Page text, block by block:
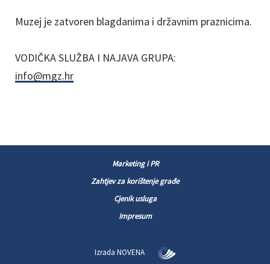
Muzej je zatvoren blagdanima i državnim praznicima.
VODIČKA SLUŽBA I NAJAVA GRUPA:
info@mgz.hr
Marketing i PR
Zahtjev za korištenje građe
Cjenik usluga
Impresum
Izrada NOVENA